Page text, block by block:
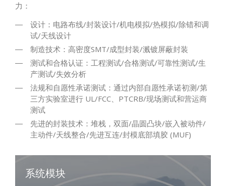
力：
设计：电路布线/封装设计/机电模拟/热模拟/除错和调
试/天线设计
制造技术：高密度SMT/成型封装/溅镀屏蔽封装
测试和合格认证：工程测试/合格测试/可靠性测试/生
产测试/失效分析
法规和自愿性承诺测试：通过内部自愿性承诺初测/第
三方实验室进行 UL/FCC、PTCRB/现场测试和营运商
测试
先进的封装技术：堆栈，双面/晶圆凸块/嵌入被动件/
主动件/天线整合/先进互连/封模底部填胶 (MUF)
系统模块